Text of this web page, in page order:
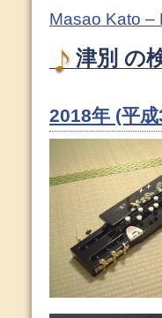
Masao Kato –
津別 の
2018年 (平